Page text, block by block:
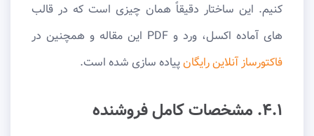
کنیم. این ساختار دقیقاً همان چیزی است که در قالب
های آماده اکسل، ورد و PDF این مقاله و همچنین در
فاکتورساز آنلاین رایگانپیاده سازی شده است.
۴.۱. مشخصات کامل فروشنده